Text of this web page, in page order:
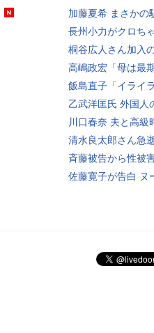
加藤夏希 まさかの
長州小力がクロち
桐谷広人さん加入
高嶋政宏「母は最
飯島直子「イライ
乙武洋匡氏 外国人
川口春奈 夫と高級
清水良太郎さん急
斉藤被告から性被
佐藤寛子が告白 ヌ